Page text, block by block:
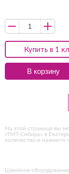
Купить в 1
В корзину
На этой странице вы
«ТМТ-Сибирь» в
количество и нажмите
Швейное